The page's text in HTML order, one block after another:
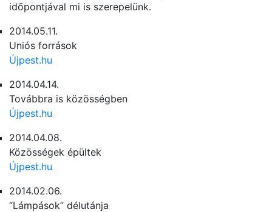
időpontjával mi is szerepelünk.
2014.05.11.
Uniós források
Újpest.hu
2014.04.14.
Továbbra is közösségben
Újpest.hu
2014.04.08.
Közösségek épültek
Újpest.hu
2014.02.06.
“Lámpások” délutánja